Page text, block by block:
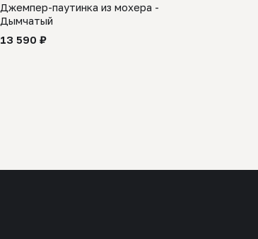
Джемпер-паутинка из мохера -
Дымчатый
13 590 ₽